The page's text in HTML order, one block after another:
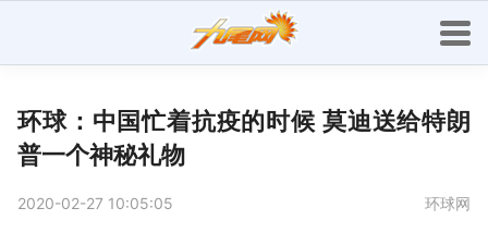
环球：中国忙着抗疫的时候 莫迪送给特朗
普一个神秘礼物
2020-02-27 10:05:05 环球网